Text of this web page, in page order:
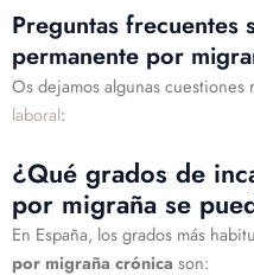
Preguntas frecuentes
permanente por
Os dejamos algunas cuestiones
laboral:
¿Qué grados de
por migraña se
En España, los grados más
por migraña crónica son: